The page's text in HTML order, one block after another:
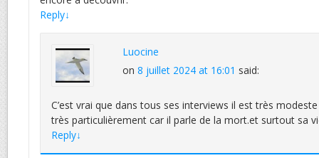
Reply↓
Luocine
on 8 juillet 2024 at 16:01 said:
C’est vrai que dans tous ses interviews il est très
très particulièrement car il parle de la mort.et surtout sa
Reply↓